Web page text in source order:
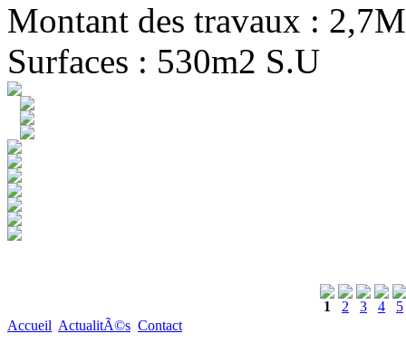
Montant des travaux :
Surfaces : 530m2 S.U
1 2 3 4
5
Accueil ActualitÃ©s Contact